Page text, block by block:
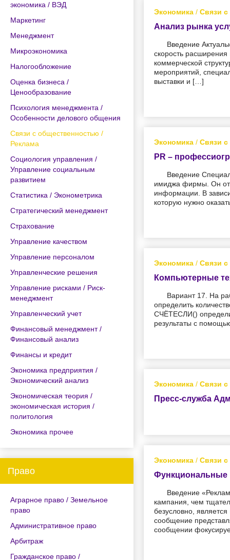
экономика / ВЭД
Маркетинг
Менеджмент
Микроэкономика
Налогообложение
Оценка бизнеса /
Ценообразование
Психология менеджмента /
Особенности делового общения
Связи с общественностью /
Реклама
Социология управления /
Управление социальным
развитием
Статистика / Эконометрика
Стратегический менеджмент
Страхование
Управление качеством
Управление персоналом
Управленческие решения
Управление рисками / Риск-
менеджмент
Управленческий учет
Финансовый менеджмент /
Финансовый анализ
Финансы и кредит
Экономика предприятия /
Экономический анализ
Экономическая теория /
экономическая история /
политология
Экономика прочее
Право
Аграрное право / Земельное
право
Административное право
Арбитраж
Гражданское право /
Экономика / Связи
Анализ рынка
Введение
скорость
коммерческой
мероприятий,
выставки и […]
Экономика / Связи
PR –
Введение
имиджа фирмы. Он
информации. В
которую нужно
Экономика / Связи
Компьютерные
Вариант 17. На
определить
СЧЁТЕСЛИ()
результаты с
Экономика / Связи
Пресс-служба
Экономика / Связи
Функциональные
Введение
кампания, чем
безусловно,
сообщение
сообщении